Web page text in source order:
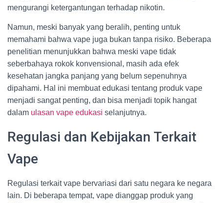
mengurangi ketergantungan terhadap nikotin.
Namun, meski banyak yang beralih, penting untuk
memahami bahwa vape juga bukan tanpa risiko. Beberapa
penelitian menunjukkan bahwa meski vape tidak
seberbahaya rokok konvensional, masih ada efek
kesehatan jangka panjang yang belum sepenuhnya
dipahami. Hal ini membuat edukasi tentang produk vape
menjadi sangat penting, dan bisa menjadi topik hangat
dalam ulasan vape edukasi selanjutnya.
Regulasi dan Kebijakan Terkait
Vape
Regulasi terkait vape bervariasi dari satu negara ke negara
lain. Di beberapa tempat, vape dianggap produk yang